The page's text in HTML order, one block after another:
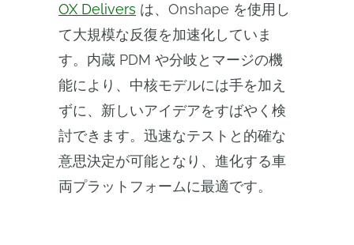
OX Delivers は、Onshape を使用し
て大規模な反復を加速化していま
す。内蔵 PDM や分岐とマージの機
能により、中核モデルには手を加え
ずに、新しいアイデアをすばやく検
討できます。迅速なテストと的確な
意思決定が可能となり、進化する車
両プラットフォームに最適です。